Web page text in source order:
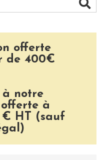
offerte
de 400€
à notre
à
€ HT (sauf